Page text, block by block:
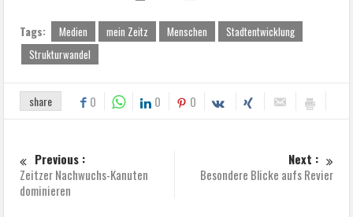
Tags: Medien mein Zeitz Menschen
Stadtentwicklung
Strukturwandel
share 0 0 0
Previous :
Zeitzer Nachwuchs-Kanuten
dominieren
Next :
Besondere Blicke aufs Revier